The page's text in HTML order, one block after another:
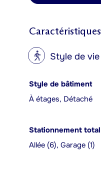
Caractéristiques
? Style de vie
Style de bâtiment
À étages, Détaché
Stationnement total
Allée (6), Garage (1)